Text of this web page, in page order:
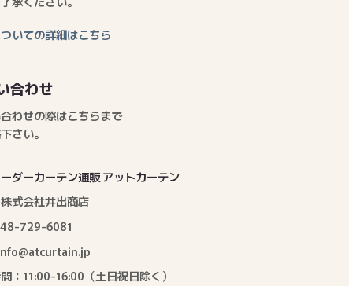
いての詳細はこちら
合わせ
わせの際はこちらまで
さい。
ダーカーテン通販 アットカーテン
式会社井出商店
729-6081
：11:00-16:00（土日祝日除く）